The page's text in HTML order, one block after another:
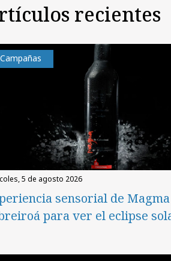
recientes
Campañas
5 de agosto 2026
sensorial de
para ver el eclipse